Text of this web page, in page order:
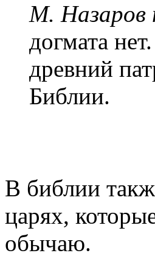
М. Назаров
догмата
древний
Библии.
В библии
царях,
обычаю.